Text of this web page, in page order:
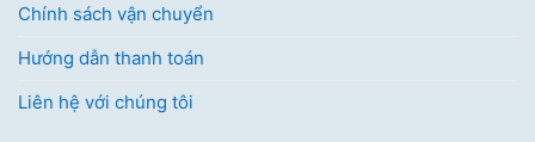
Chính sách vận chuyển
Hướng dẫn thanh toán
Liên hệ với chúng tôi